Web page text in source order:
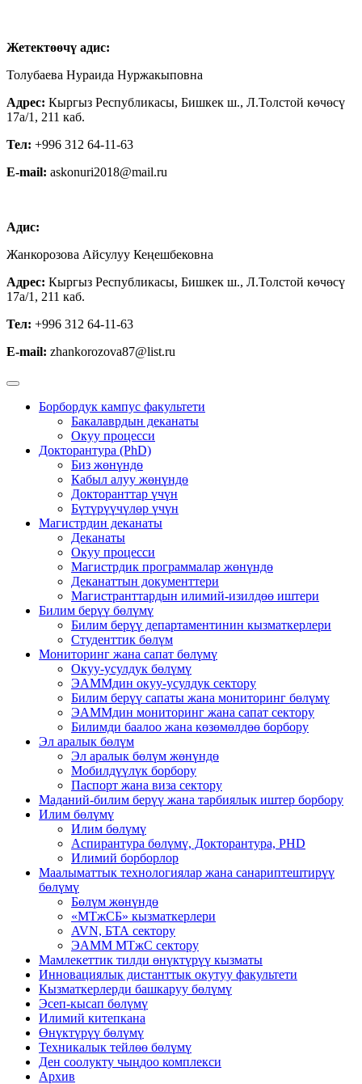
Жетектөөчү адис:
Толубаева Нураида Нуржакыповна
Адрес: Кыргыз Республикасы, Бишкек ш., Л.Толстой көчөсү
17а/1, 211 каб.
Тел: +996 312 64-11-63
E-mail: askonuri2018@mail.ru
Адис:
Жанкорозова Айсулуу Кеңешбековна
Адрес: Кыргыз Республикасы, Бишкек ш., Л.Толстой көчөсү
17а/1, 211 каб.
Тел: +996 312 64-11-63
E-mail: zhankorozova87@list.ru
Борбордук кампус факультети
Бакалаврдын деканаты
Окуу процесси
Докторантура (PhD)
Биз жөнүндө
Кабыл алуу жөнүндө
Докторанттар үчүн
Бүтүрүүчүлөр үчүн
Магистрдин деканаты
Деканаты
Окуу процесси
Магистрдик программалар жөнүндө
Деканаттын документтери
Магистранттардын илимий-изилдөө иштери
Билим берүү бөлүмү
Билим берүү департаментинин кызматкерлери
Студенттик бөлүм
Мониторинг жана сапат бөлүмү
Окуу-усулдук бөлүмү
ЭАММдин окуу-усулдук сектору
Билим берүү сапаты жана мониторинг бөлүмү
ЭАММдин мониторинг жана сапат сектору
Билимди баалоо жана көзөмөлдөө борбору
Эл аралык бөлүм
Эл аралык бөлүм жөнүндө
Мобилдүүлүк борбору
Паспорт жана виза сектору
Маданий-билим берүү жана тарбиялык иштер борбору
Илим бөлүмү
Илим бөлүмү
Аспирантура бөлүмү, Докторантура, PHD
Илимий борборлор
Маалыматтык технологиялар жана санариптештирүү
бөлүмү
Бөлүм жөнүндө
«МТжСБ» кызматкерлери
AVN, БТА сектору
ЭАММ МТжС сектору
Мамлекеттик тилди өнүктүрүү кызматы
Инновациялык дистанттык окутуу факультети
Кызматкерлерди башкаруу бөлүмү
Эсеп-кысап бөлүмү
Илимий китепкана
Өнүктүрүү бөлүмү
Техникалык тейлөө бөлүмү
Ден соолукту чыңдоо комплекси
Архив